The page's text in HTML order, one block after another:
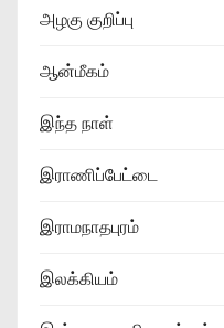
அழகு குறிப்பு
ஆன்மீகம்
இந்த நாள்
இராணிப்பேட்டை
இராமநாதபுரம்
இலக்கியம்